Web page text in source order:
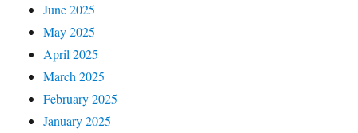
June 2025
May 2025
April 2025
March 2025
February 2025
January 2025